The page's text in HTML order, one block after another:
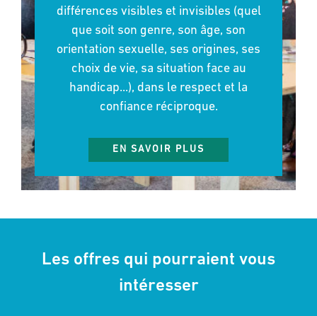
différences visibles et invisibles (quel
que soit son genre, son âge, son
orientation sexuelle, ses origines, ses
choix de vie, sa situation face au
handicap...), dans le respect et la
confiance réciproque.
EN SAVOIR PLUS
Les offres qui pourraient vous
intéresser